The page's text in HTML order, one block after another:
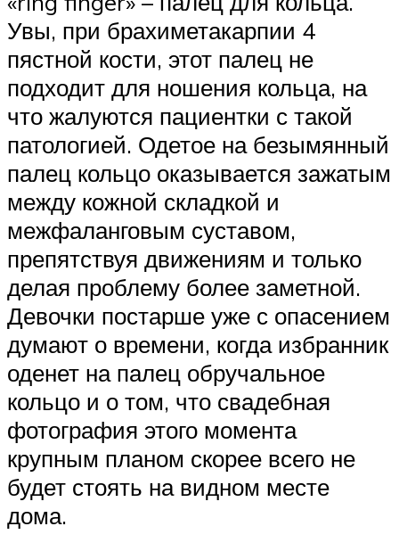
Увы, при брахиметакарпии 4
пястной кости, этот палец не
подходит для ношения кольца, на
что жалуются пациентки с такой
патологией. Одетое на безымянный
палец кольцо оказывается зажатым
между кожной складкой и
межфаланговым суставом,
препятствуя движениям и только
делая проблему более заметной.
Девочки постарше уже с опасением
думают о времени, когда избранник
оденет на палец обручальное
кольцо и о том, что свадебная
фотография этого момента
крупным планом скорее всего не
будет стоять на видном месте
дома.